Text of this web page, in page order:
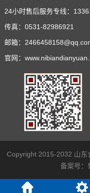
24小时售后服务专线：
传真：0531-82986921
邮箱：
官网：
Copyright 2015-2032 山东
备案号：